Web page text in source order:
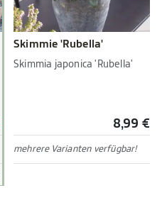
Skimmie 'Rubella'
Skimmia japonica 'Rubella'
8,99 €
mehrere Varianten verfügbar!